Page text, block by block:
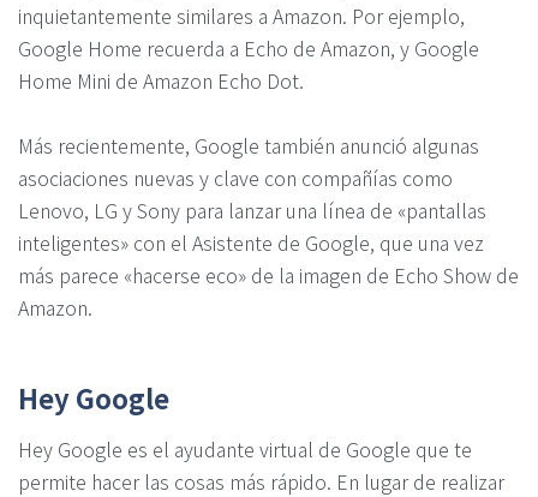
inquietantemente similares a Amazon. Por ejemplo,
Google Home recuerda a Echo de Amazon, y Google
Home Mini de Amazon Echo Dot.
Más recientemente, Google también anunció algunas
asociaciones nuevas y clave con compañías como
Lenovo, LG y Sony para lanzar una línea de «pantallas
inteligentes» con el Asistente de Google, que una vez
más parece «hacerse eco» de la imagen de Echo Show de
Amazon.
Hey Google
Hey Google es el ayudante virtual de Google que te
permite hacer las cosas más rápido. En lugar de realizar